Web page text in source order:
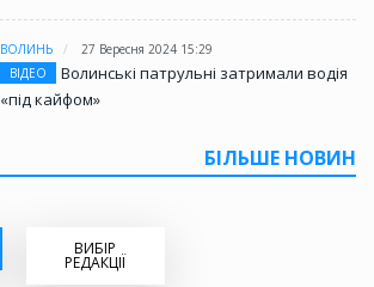
ВОЛИНЬ
27 Вересня 2024 15:29
ВІДЕО
Волинські патрульні затримали водія
«під кайфом»
БІЛЬШЕ НОВИН
ВИБІР
РЕДАКЦІЇ